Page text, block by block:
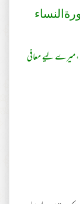
میرے لیے معافی